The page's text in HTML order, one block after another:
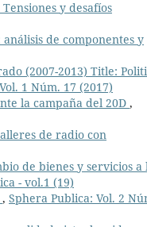
y desafíos
de componentes y
(2007-2013) Title:
1 Núm. 17 (2017)
la campaña del 20D ,
de radio con
de bienes y servicios a
- vol.1 (19)
, Sphera Publica: Vol. 2